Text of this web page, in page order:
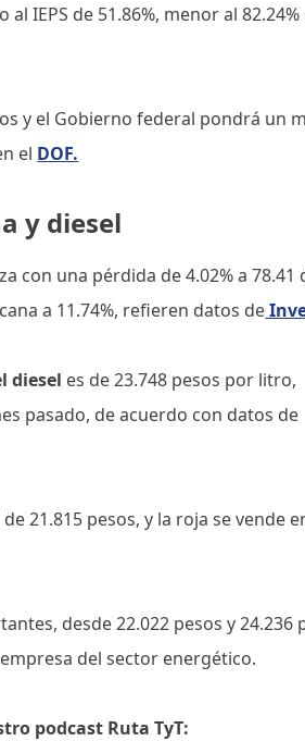
IEPS de 51.86%, menor al
y el Gobierno federal pondrá un
el DOF.
y diesel
con una pérdida de 4.02% a 78.41
a 11.74%, refieren datos de
diesel es de 23.748 pesos por litro,
pasado, de acuerdo con datos de
21.815 pesos, y la roja se vende
desde 22.022 pesos y 24.236
del sector energético.
podcast Ruta TyT: